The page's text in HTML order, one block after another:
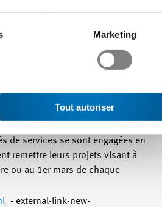
Marketing
Tout autoriser
des PME. Divers
du véhicule électrique
qui limite les déperditions
sont soutenus. Cette année
CO2 en tant que fondation
de services se sont engagées en
remettre leurs projets visant à
ou au 1er mars de chaque
- external-link-new-